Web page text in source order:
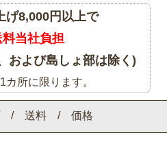
/ 送料 / 価格
げ8,000円以上で
料当社負担
および島しょ部は除く)
所に限ります。